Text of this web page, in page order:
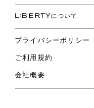
ファブリックス
バッグ
スカーフ
ウェア
ライフスタイル
スペシャル
リバティ・ファブリックス
LIBERTYについて
プライバシーポリシー
ご利用規約
会社概要